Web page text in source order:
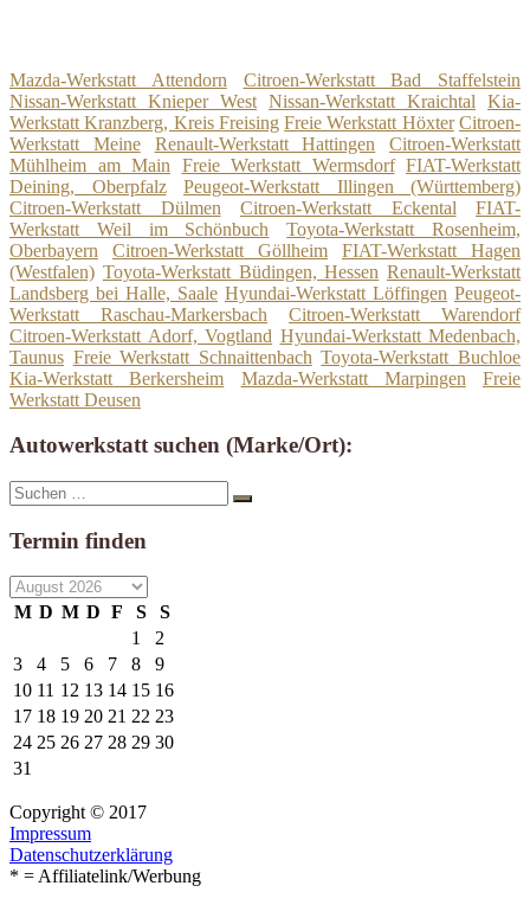
Mazda-Werkstatt Attendorn
Citroen-Werkstatt Bad Staffelstein
Nissan-Werkstatt Knieper West Nissan-Werkstatt Kraichtal
Kia-
Werkstatt Kranzberg, Kreis Freising Freie Werkstatt Höxter Citroen-
Werkstatt Meine
Renault-Werkstatt Hattingen
Citroen-Werkstatt
Mühlheim am Main
Freie Werkstatt Wermsdorf FIAT-Werkstatt
Deining, Oberpfalz
Peugeot-Werkstatt Illingen (Württemberg)
Citroen-Werkstatt Dülmen
Citroen-Werkstatt Eckental
FIAT-
Werkstatt Weil im Schönbuch
Toyota-Werkstatt Rosenheim,
Oberbayern
Citroen-Werkstatt Göllheim
FIAT-Werkstatt Hagen
(Westfalen) Toyota-Werkstatt Büdingen, Hessen Renault-Werkstatt
Landsberg bei Halle, Saale Hyundai-Werkstatt Löffingen Peugeot-
Werkstatt Raschau-Markersbach
Citroen-Werkstatt Warendorf
Citroen-Werkstatt Adorf, Vogtland Hyundai-Werkstatt Medenbach,
Taunus Freie Werkstatt Schnaittenbach Toyota-Werkstatt Buchloe
Kia-Werkstatt Berkersheim
Mazda-Werkstatt Marpingen
Freie
Werkstatt Deusen
Autowerkstatt suchen (Marke/Ort):
Suche
nach:
Suchen
Termin finden
M D M D F S
S
1
2
3
4 5 6 7 8
9
10 11 12 13 14 15 16
17 18 19 20 21 22 23
24 25 26 27 28 29 30
31
Copyright © 2017
Impressum
Datenschutzerklärung
* = Affiliatelink/Werbung